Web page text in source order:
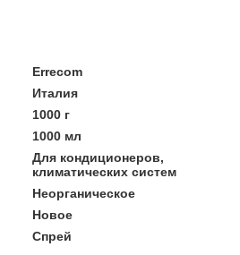
Errecom
Италия
1000 г
1000 мл
Для кондиционеров,
климатических систем
Неорганическое
Новое
Спрей